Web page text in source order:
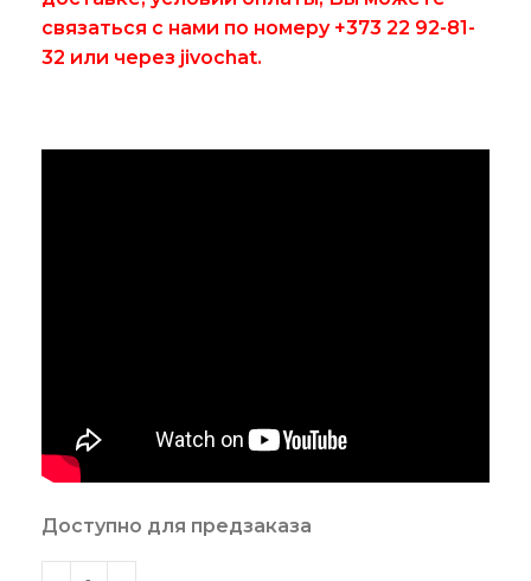
связаться с нами по номеру +373 22 92-81-
32 или через jivochat.
Доступно для предзаказа